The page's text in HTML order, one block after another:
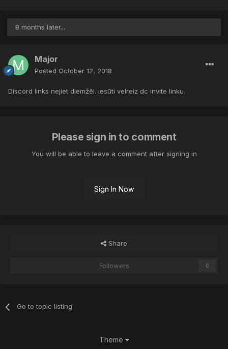
8 months later...
Major
Posted October 12, 2018
Discord links nejiet diemžēl. iesūti velreiz dc invite linku.
Please sign in to comment
You will be able to leave a comment after signing in
Sign In Now
Share
Followers 0
Go to topic listing
Theme